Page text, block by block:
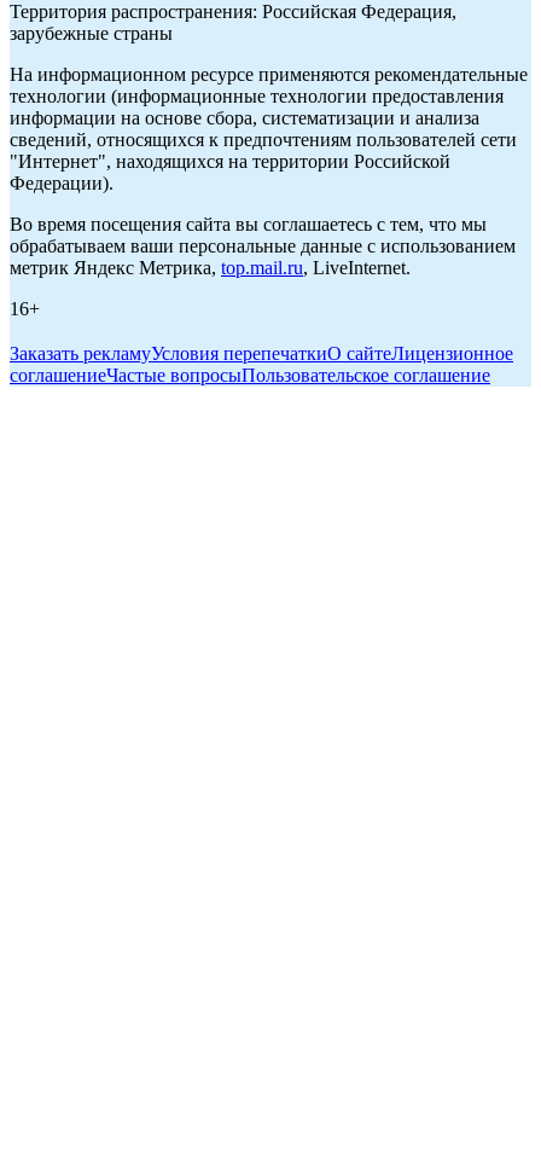
Территория распространения: Российская Федерация,
зарубежные страны
На информационном ресурсе применяются рекомендательные
технологии (информационные технологии предоставления
информации на основе сбора, систематизации и анализа
сведений, относящихся к предпочтениям пользователей сети
"Интернет", находящихся на территории Российской
Федерации).
Во время посещения сайта вы соглашаетесь с тем, что мы
обрабатываем ваши персональные данные с использованием
метрик Яндекс Метрика, top.mail.ru, LiveInternet.
16+
Заказать рекламуУсловия перепечаткиО сайтеЛицензионное
соглашениеЧастые вопросыПользовательское соглашение